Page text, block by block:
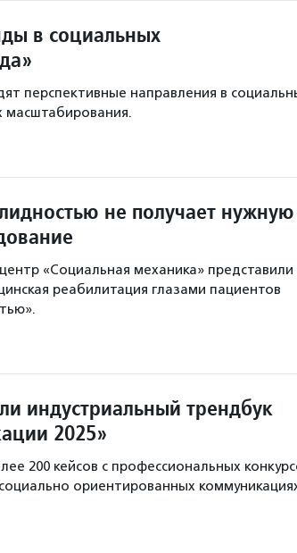
в социальных
перспективные направления в
масштабирования.
не получает нужную
«Социальная механика» представили
реабилитация глазами пациентов
индустриальный трендбук
2025»
200 кейсов с профессиональных
ориентированных